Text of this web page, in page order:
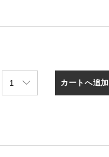
カートへ追加